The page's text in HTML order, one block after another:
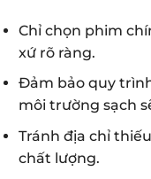
Chỉ chọn phim
xứ rõ ràng.
Đảm bảo quy
môi trường sạch
Tránh địa chỉ
chất lượng.